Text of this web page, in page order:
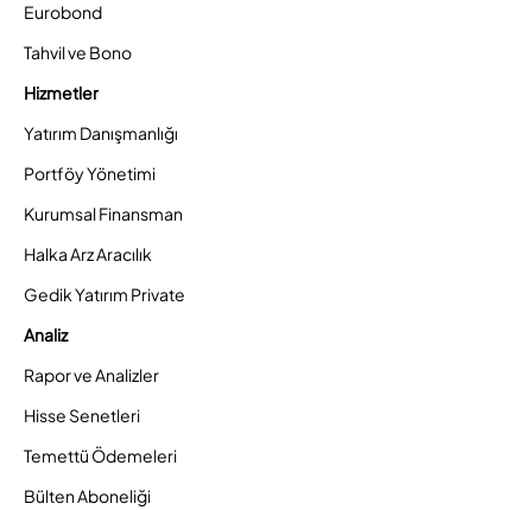
Eurobond
Tahvil ve Bono
Hizmetler
Yatırım Danışmanlığı
Portföy Yönetimi
Kurumsal Finansman
Halka Arz Aracılık
Gedik Yatırım Private
Analiz
Rapor ve Analizler
Hisse Senetleri
Temettü Ödemeleri
Bülten Aboneliği